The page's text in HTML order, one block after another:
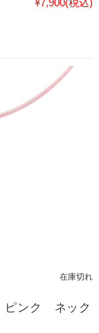
在庫切れ
ピンク ネック